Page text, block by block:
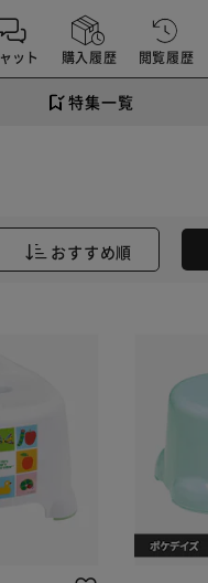
ット 購入履歴 閲覧履歴
特集一覧
おすすめ順